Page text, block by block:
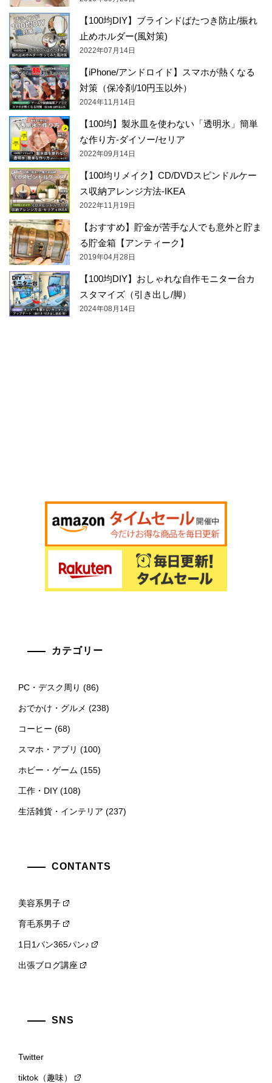
【100均DIY】ブラインドばたつき防止/振れ
止めホルダー(風対策)
2022年07月14日
【iPhone/アンドロイド】スマホが熱くなる
対策（保冷剤/10円玉以外）
2024年11月14日
【100均】製氷皿を使わない「透明氷」簡単
な作り方-ダイソー/セリア
2022年09月14日
【100均リメイク】CD/DVDスピンドルケー
ス収納アレンジ方法-IKEA
2022年11月19日
【おすすめ】貯金が苦手な人でも意外と貯ま
る貯金箱【アンティーク】
2019年04月28日
【100均DIY】おしゃれな自作モニター台カ
スタマイズ（引き出し/脚）
2024年08月14日
カテゴリー
PC・デスク周り (86)
おでかけ・グルメ (238)
コーヒー (68)
スマホ・アプリ (100)
ホビー・ゲーム (155)
工作・DIY (108)
生活雑貨・インテリア (237)
CONTANTS
美容系男子
育毛系男子
1日1パン365パン♪
出張ブログ講座
SNS
Twitter
tiktok（趣味）